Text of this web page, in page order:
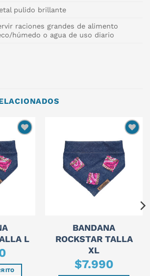
pulido brillante
raciones grandes de alimento
húmedo o agua de uso diario
L
BANDANA
ROCKSTAR TALLA
XL
$7.990